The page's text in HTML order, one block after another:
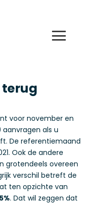
voor november en
aanvragen als u
De referentiemaand
Ook de andere
grotendeels overeen
verschil betreft de
ten opzichte van
. Dat wil zeggen dat